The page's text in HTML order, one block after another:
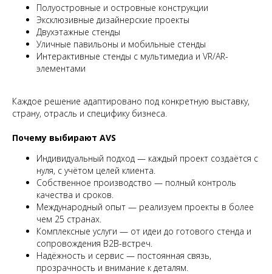
Полуостровные и островные конструкции
Эксклюзивные дизайнерские проекты
Двухэтажные стенды
Уличные павильоны и мобильные стенды
Интерактивные стенды с мультимедиа и VR/AR-
элементами
Каждое решение адаптировано под конкретную выставку,
страну, отрасль и специфику бизнеса.
Почему выбирают AVS
Индивидуальный подход — каждый проект создаётся с
нуля, с учётом целей клиента.
Собственное производство — полный контроль
качества и сроков.
Международный опыт — реализуем проекты в более
чем 25 странах.
Комплексные услуги — от идеи до готового стенда и
сопровождения B2B-встреч.
Надёжность и сервис — постоянная связь,
прозрачность и внимание к деталям.